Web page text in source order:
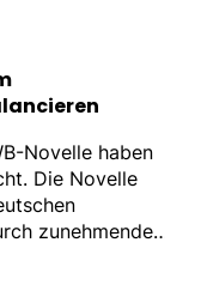
Novelle haben
Die Novelle
zunehmende